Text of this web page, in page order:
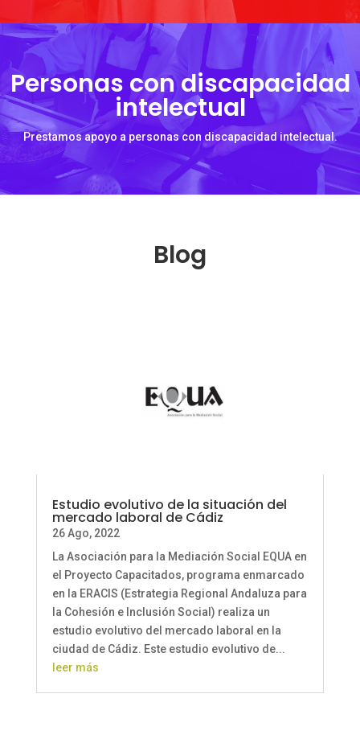
Personas con discapacidad
intelectual
Prestamos apoyo a personas con discapacidad intelectual.
Blog
Estudio evolutivo de la situación del
mercado laboral de Cádiz
26 Ago, 2022
La Asociación para la Mediación Social EQUA en
el Proyecto Capacitados, programa enmarcado
en la ERACIS (Estrategia Regional Andaluza para
la Cohesión e Inclusión Social) realiza un
estudio evolutivo del mercado laboral en la
ciudad de Cádiz. Este estudio evolutivo de...
leer más